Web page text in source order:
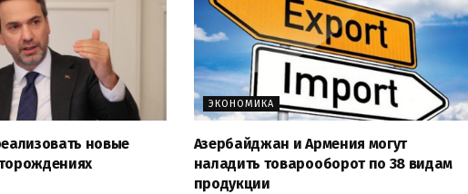
новые
ЭКОНОМИКА
Азербайджан и Армения могут
наладить товарооборот по 38 видам
продукции